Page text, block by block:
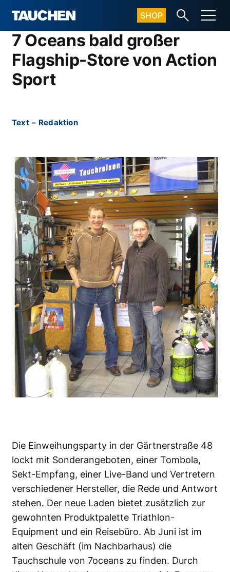
SHOP
7 Oceans bald großer
Flagship-Store von Action
Sport
Text – Redaktion
Die Einweihungsparty in der Gärtnerstraße 48
lockt mit Sonderangeboten, einer Tombola,
Sekt-Empfang, einer Live-Band und Vertretern
verschiedener Hersteller, die Rede und Antwort
stehen. Der neue Laden bietet zusätzlich zur
gewohnten Produktpalette Triathlon-
Equipment und ein Reisebüro. Ab Juni ist im
alten Geschäft (im Nachbarhaus) die
Tauchschule von 7oceans zu finden. Durch